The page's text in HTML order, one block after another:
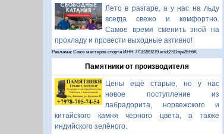
Лето в разгаре, а у нас на льду
всегда свежо и комфортно.
Самое время сменить зной на
прохладу и провести выходные активно!
Реклама: Союз мастеров спорта ИНН 7718289279 erid:2SDnje2Eh6K
Памятники от производителя
Цены ещё старые, но у нас
новое поступление из
лабрадорита, норвежского и
китайского камня черного цвета, а также
индийского зелёного.